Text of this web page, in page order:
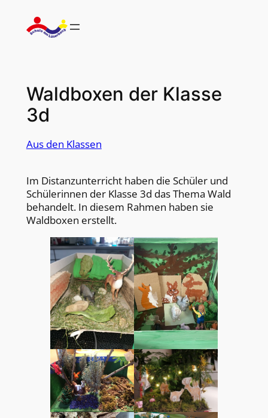
Inhalt
springen
Waldboxen der Klasse
3d
Aus den Klassen
Im Distanzunterricht haben die Schüler und
Schülerinnen der Klasse 3d das Thema Wald
behandelt. In diesem Rahmen haben sie
Waldboxen erstellt.